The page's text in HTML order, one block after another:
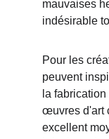
mauvaises
indésirable
Pour les
peuvent
la
œuvres d'art
excellent